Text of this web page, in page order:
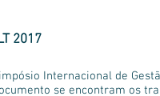
2017
Internacional de
se encontram os